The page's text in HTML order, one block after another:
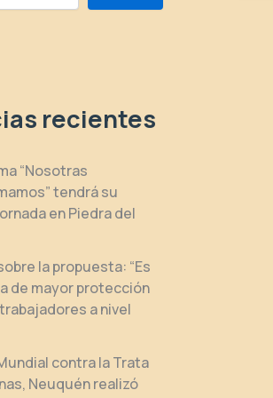
recientes
“Nosotras
tendrá su
en Piedra del
la propuesta: “Es
de mayor protección
a nivel
contra la Trata
Neuquén realizó